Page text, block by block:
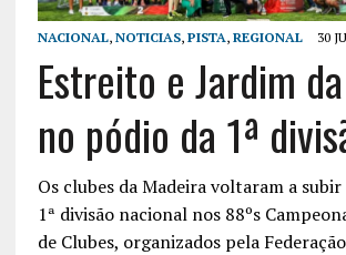
NACIONAL, NOTICIAS, PISTA, REGIONAL 30
Estreito e Jardim
no pódio da 1ª
Os clubes da Madeira voltaram a
1ª divisão nacional nos 88ºs
de Clubes, organizados pela